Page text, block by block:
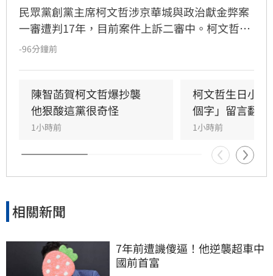
民眾黨創黨主席柯文哲涉京華城與政治獻金弊案
一審遭判17年，目前案件上訴二審中。柯文哲昨
赴派出所更換科技設備，並將電子手環拿來拍形
-96分鐘前
陳智菡賀柯文哲爆抄襲
他狠酸這黨很奇怪
1小時前
柯文哲生日小
個字」留言翻車
1小時前
相關新聞
7年前遭譏傻逼！他逆襲超車中
國前首富